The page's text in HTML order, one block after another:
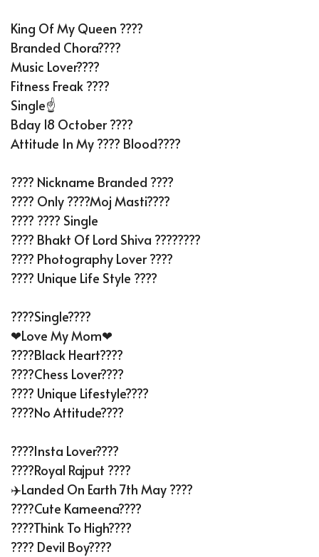
King Of My Queen ????
Branded Chora????
Music Lover????
Fitness Freak ????
Single☝️
Bday 18 October ????
Attitude In My ???? Blood????
???? Nickname Branded ????
???? Only ????Moj Masti????
???? ???? Single
???? Bhakt Of Lord Shiva ????????
???? Photography Lover ????
???? Unique Life Style ????
????single????
❤Love My Mom❤
????Black Heart????
????Chess Lover????
???? Unique Lifestyle????
????No Attitude????
????Insta Lover????
????Royal Rajput ????
✈️Landed On Earth 7th May ????
????Cute Kameena????
????Think To High????
???? Devil Boy????